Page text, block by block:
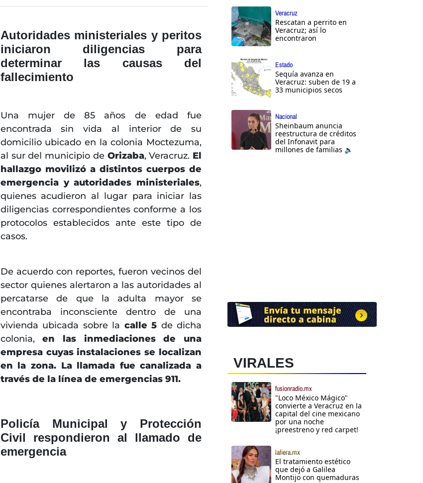
Autoridades ministeriales y peritos
iniciaron diligencias para
determinar las causas del
fallecimiento
Una mujer de 85 años de edad fue
encontrada sin vida al interior de su
domicilio ubicado en la colonia Moctezuma,
al sur del municipio de Orizaba, Veracruz. El
hallazgo movilizó a distintos cuerpos de
emergencia y autoridades ministeriales,
quienes acudieron al lugar para iniciar las
diligencias correspondientes conforme a los
protocolos establecidos ante este tipo de
casos.
De acuerdo con reportes, fueron vecinos del
sector quienes alertaron a las autoridades al
percatarse de que la adulta mayor se
encontraba inconsciente dentro de una
vivienda ubicada sobre la calle 5 de dicha
colonia,en las inmediaciones de una
empresa cuyas instalaciones se localizan
en la zona. La llamada fue canalizada a
través de la línea de emergencias 911.
Policía Municipal y Protección
Civil respondieron al llamado de
emergencia
Veracruz
Rescatan a perrito en
Veracruz; así lo
encontraron
Estado
Sequía avanza en
Veracruz: suben de 19 a
33 municipios secos
Nacional
Sheinbaum anuncia
reestructura de créditos
del Infonavit para
millones de familias 🔈
VIRALES
fusionradio.mx
"Loco México Mágico"
convierte a Veracruz en la
capital del cine mexicano
por una noche
¡preestreno y red carpet!
lafiera.mx
El tratamiento estético
que dejó a Galilea
Montijo con quemaduras